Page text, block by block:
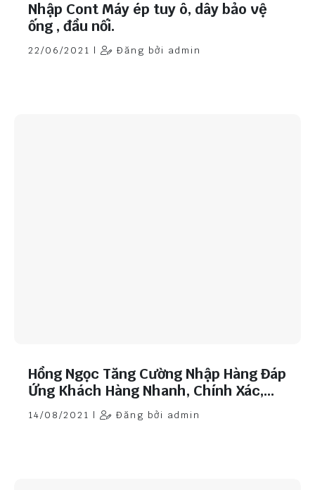
Nhập Cont Máy ép tuy ô, dây bảo vệ
ống , đầu nối.
22/06/2021 | Đăng bởi admin
Hồng Ngọc Tăng Cường Nhập Hàng Đáp
Ứng Khách Hàng Nhanh, Chính Xác,
Chất Lượng.
14/08/2021 | Đăng bởi admin